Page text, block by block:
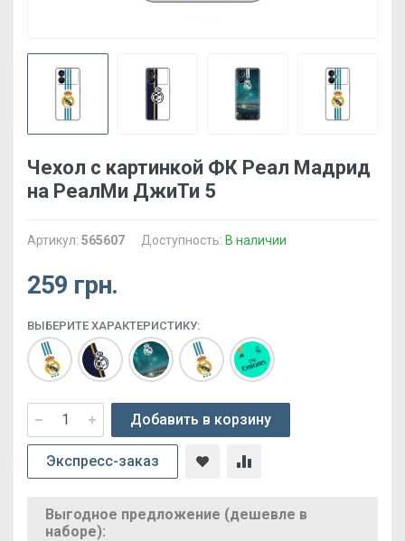
Чехол с картинкой ФК Реал Мадрид
на РеалМи ДжиТи 5
Артикул: 565607 Доступность: В наличии
259 грн.
ВЫБЕРИТЕ ХАРАКТЕРИСТИКУ:
Добавить в корзину
Экспресс-заказ
Выгодное предложение (дешевле в
наборе):